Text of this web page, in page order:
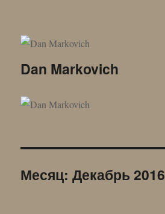
Dan Markovich
Месяц:Декабрь 2016